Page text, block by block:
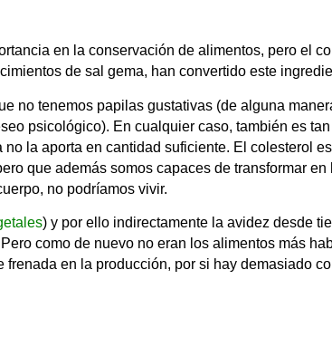
en la conservación de alimentos, pero el
de sal gema, han convertido este
no tenemos papilas gustativas (de alguna
psicológico). En cualquier caso, también es
la aporta en cantidad suficiente. El colesterol
que además somos capaces de transformar
no podríamos vivir.
) y por ello indirectamente la avidez desde
como de nuevo no eran los alimentos más
en la producción, por si hay demasiado